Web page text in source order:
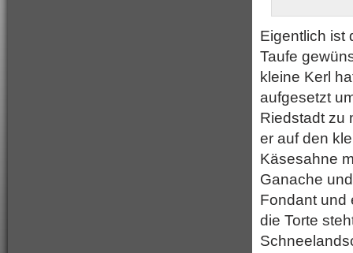
Eigentlich ist
Taufe
kleine Kerl
aufgesetzt
Riedstadt zu
er auf den
Käsesahne
Ganache
Fondant und
die Torte